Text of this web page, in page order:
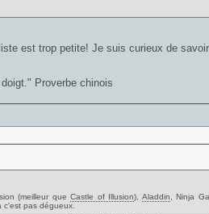
est trop petite! Je suis curieux de
Proverbe chinois
(meilleur queCastle of Illusion), Aladdin , Ninja
c'est pas dégueux.